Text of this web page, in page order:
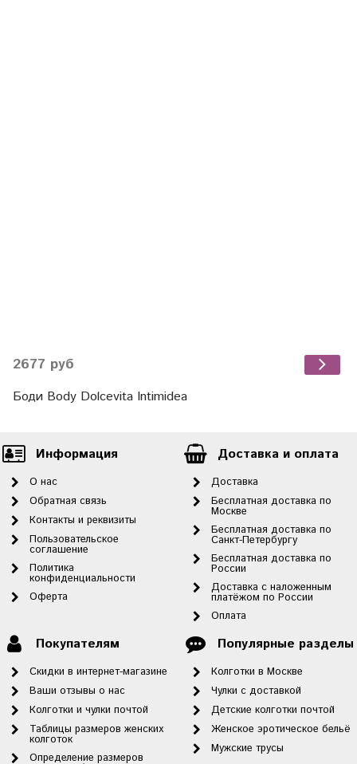
2677 руб
Боди Body Dolcevita Intimidea
Информация
О нас
Обратная связь
Контакты и реквизиты
Пользовательское
соглашение
Политика
конфиденциальности
Оферта
Доставка и оплата
Доставка
Бесплатная доставка по
Москве
Бесплатная доставка по
Санкт-Петербургу
Бесплатная доставка по
России
Доставка с наложенным
платёжом по России
Оплата
Покупателям
Скидки в интернет-магазине
Ваши отзывы о нас
Колготки и чулки почтой
Таблицы размеров женских
колготок
Определение размеров
Популярные разделы
Колготки в Москве
Чулки с доставкой
Детские колготки почтой
Женское эротическое бельё
Мужские трусы